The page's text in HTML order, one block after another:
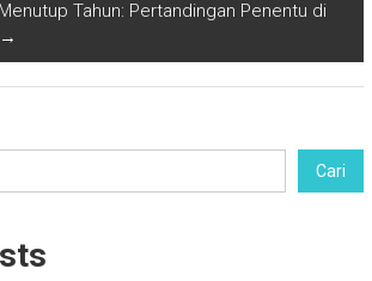
Tahun: Pertandingan Penentu di
→
Cari